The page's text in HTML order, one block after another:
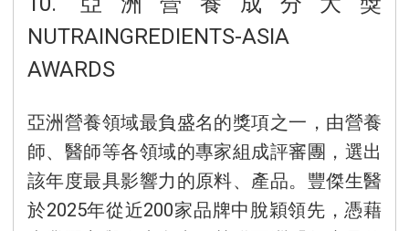
NUTRAINGREDIENTS-ASIA
AWARDS
亞洲營養領域最負盛名的獎項之一，由營養
師、醫師等各領域的專家組成評審團，選出
該年度最具影響力的原料、產品。豐傑生醫
於2025年從近200家品牌中脫穎領先，憑藉